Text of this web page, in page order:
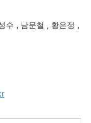
수 , 남문철 , 황은정 ,